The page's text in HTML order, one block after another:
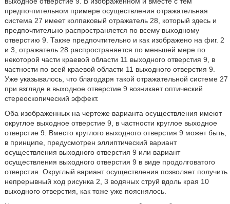
предпочтительном примере осуществления отражательная
система 27 имеет колпаковый отражатель 28, который здесь и
предпочтительно распространяется по всему выходному
отверстию 9. Также предпочтительно и как изображено на фиг. 2
и 3, отражатель 28 распространяется по меньшей мере по
некоторой части краевой области 11 выходного отверстия 9, в
частности по всей краевой области 11 выходного отверстия 9.
Уже указывалось, что благодаря такой отражательной системе 27
при взгляде в выходное отверстие 9 возникает оптический
стереоскопический эффект.
Оба изображенных на чертеже варианта осуществления имеют
округлое выходное отверстие 9, в частности круглое выходное
отверстие 9. Вместо круглого выходного отверстия 9 может быть,
в принципе, предусмотрен эллиптический вариант
осуществления выходного отверстия 9 или вариант
осуществления выходного отверстия 9 в виде продолговатого
отверстия. Округлый вариант осуществления позволяет получить
непрерывный ход рисунка 2, 3 водяных струй вдоль края 10
выходного отверстия, как тоже уже пояснялось.